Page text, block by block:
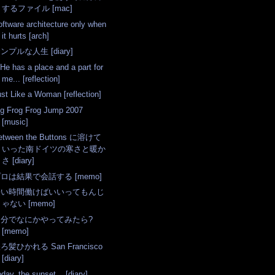
するファイル [mac]
architecture only when
it hurts [arch]
プルな人生 [diary]
He has a place and a part for
me... [reflection]
Like a Woman [reflection]
Frog Frog Jump 2007
[music]
the Buttons に溶けて
いった南ドイツの寒さと暖か
さ [diary]
は結果で会話する [memo]
時間働けばいいってもんじ
ゃない [memo]
でなにかやってみたら?
[memo]
髪ひかれる San Francisco
[diary]